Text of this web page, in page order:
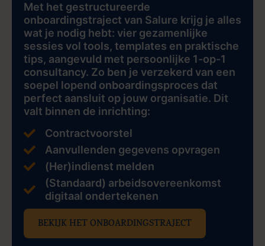
Met het gestructureerde
onboardingstraject van Salure krijg je alles
wat je nodig hebt: vier gezamenlijke
sessies vol tools, templates en praktische
tips, aangevuld met persoonlijke 1-op-1
consultancy. Zo ben je verzekerd van een
soepel lopend onboardingsproces dat
perfect aansluit op jouw organisatie. Dit
valt binnen de inrichting:
Contractvoorstel
Aanvullenden gegevens opvragen
(Her)indienst melden
(Standaard) arbeidsovereenkomst
digitaal ondertekenen
BEKIJK HET ONBOARDINGSTRAJECT